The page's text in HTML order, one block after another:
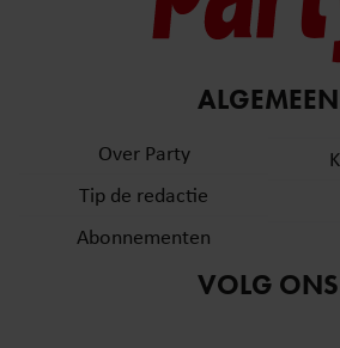
ALGEMEEN
Over Party
Tip de redactie
Abonnementen
VOLG ONS